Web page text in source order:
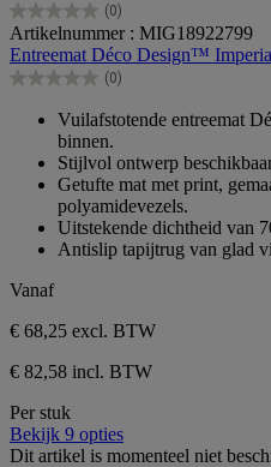
(0)
0.0
van
de
5
Artikelnummer : MIG18922799
Entreemat Déco Design™
(0)
0.0
sterren.
Vuilafstotende entreemat
binnen.
Stijlvol ontwerp
Getufte mat met print,
polyamidevezels.
Uitstekende dichtheid van
Antislip tapijtrug van glad
Vanaf
€ 68,25 excl. BTW
€ 82,58 incl. BTW
Per stuk
Bekijk 9 opties
Dit artikel is momenteel niet